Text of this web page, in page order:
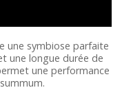
une symbiose parfaite
une longue durée de
une performance